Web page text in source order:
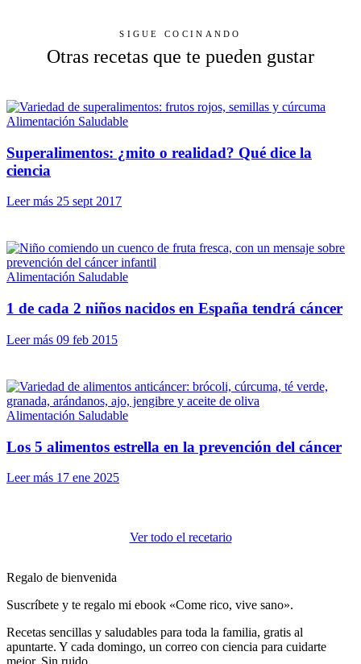
SIGUE COCINANDO
Otras recetas que te pueden gustar
Alimentación Saludable
Superalimentos: ¿mito o realidad? Qué dice la
ciencia
Leer más 25 sept 2017
Alimentación Saludable
1 de cada 2 niños nacidos en España tendrá cáncer
Leer más 09 feb 2015
Alimentación Saludable
Los 5 alimentos estrella en la prevención del cáncer
Leer más 17 ene 2025
Ver todo el recetario
Regalo de bienvenida
Suscríbete y te regalo mi ebook «Come rico, vive sano».
Recetas sencillas y saludables para toda la familia, gratis al
apuntarte. Y cada domingo, un correo con ciencia para cuidarte